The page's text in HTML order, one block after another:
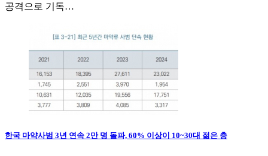
공격으로 기독…
한국 마약사범 3년 연속 2만 명 돌파, 60% 이상이 10~30대 젊은 층